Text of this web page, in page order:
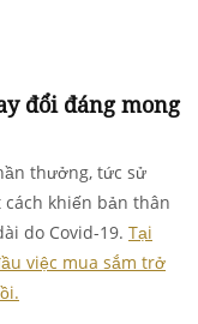
đổi đáng mong
thưởng, tức sử
khiến bản thân
do Covid-19. Tại
việc mua sắm trở